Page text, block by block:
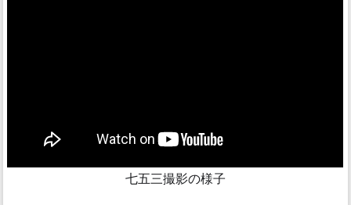
七五三撮影の様子